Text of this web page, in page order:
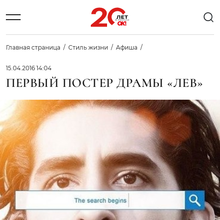
Главная страница Стиль жизни Афиша
15.04.2016 14:04
ПЕРВЫЙ ПОСТЕР ДРАМЫ «ЛЕВ»